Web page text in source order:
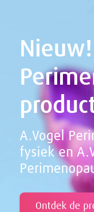
A.Vogel
fysiek en
Ontdek de